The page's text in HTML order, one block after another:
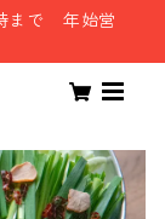
まで 年始営